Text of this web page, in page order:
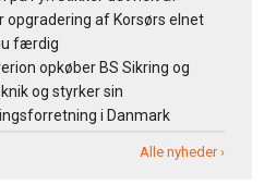
opgradering af Korsørs elnet
færdig
opkøber BS Sikring og
og styrker sin
i Danmark
Alle nyheder ›